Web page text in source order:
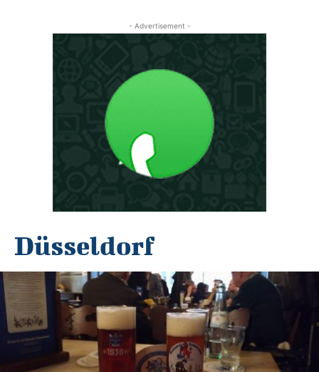
- Advertisement -
Düsseldorf